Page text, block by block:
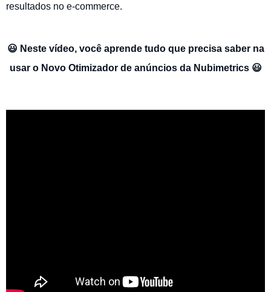
resultados no e-commerce.
😃 Neste vídeo, você aprende tudo que precisa saber na
usar o Novo Otimizador de anúncios da Nubimetrics 😃